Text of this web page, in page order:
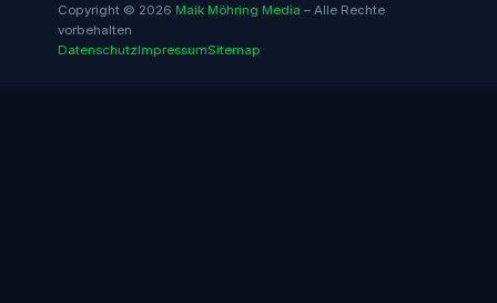
Copyright © 2026 Maik Möhring Media – Alle Rechte
vorbehalten
DatenschutzImpressumSitemap